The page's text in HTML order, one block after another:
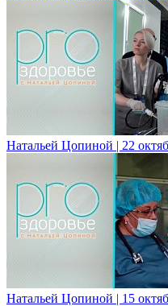
Натальей Цопиной | 22
Натальей Цопиной | 15